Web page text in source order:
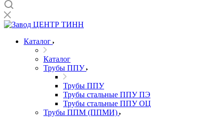
Каталог
Каталог
Трубы ППУ
Трубы ППУ
Трубы стальные ППУ ПЭ
Трубы стальные ППУ ОЦ
Трубы ППМ (ППМИ)